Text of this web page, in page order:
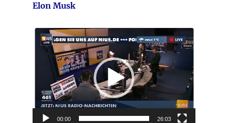
Elon Musk
Video-
Player
00:00 26:03